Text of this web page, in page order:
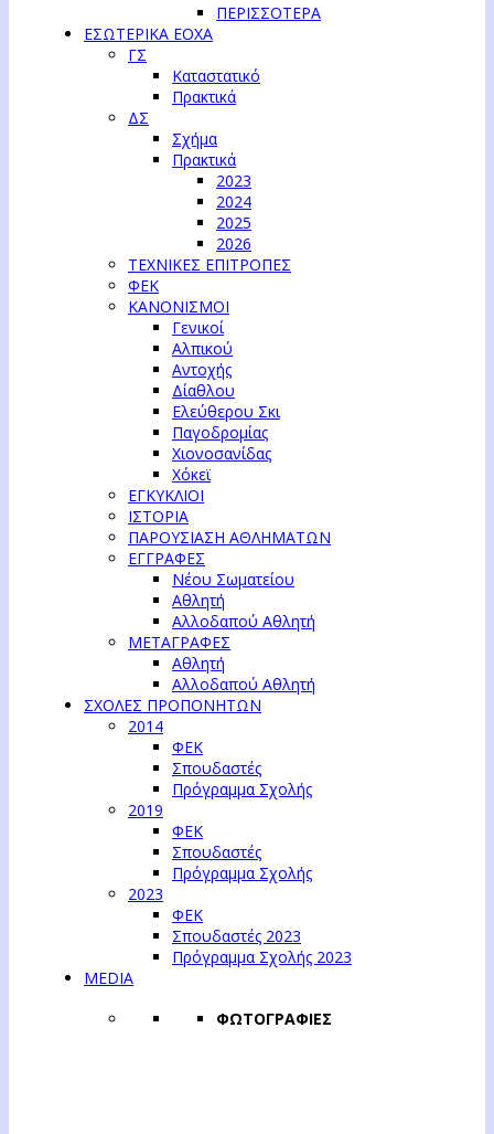
ΠΕΡΙΣΣΟΤΕΡΑ
ΕΣΩΤΕΡΙΚΑ ΕΟΧΑ
ΓΣ
Καταστατικό
Πρακτικά
ΔΣ
Σχήμα
Πρακτικά
2023
2024
2025
2026
ΤΕΧΝΙΚΕΣ ΕΠΙΤΡΟΠΕΣ
ΦΕΚ
ΚΑΝΟΝΙΣΜΟΙ
Γενικοί
Αλπικού
Αντοχής
Δίαθλου
Ελεύθερου Σκι
Παγοδρομίας
Χιονοσανίδας
Χόκεϊ
ΕΓΚΥΚΛΙΟΙ
ΙΣΤΟΡΙΑ
ΠΑΡΟΥΣΙΑΣΗ ΑΘΛΗΜΑΤΩΝ
ΕΓΓΡΑΦΕΣ
Νέου Σωματείου
Αθλητή
Αλλοδαπού Αθλητή
ΜΕΤΑΓΡΑΦΕΣ
Αθλητή
Αλλοδαπού Αθλητή
ΣΧΟΛΕΣ ΠΡΟΠΟΝΗΤΩΝ
2014
ΦΕΚ
Σπουδαστές
Πρόγραμμα Σχολής
2019
ΦΕΚ
Σπουδαστές
Πρόγραμμα Σχολής
2023
ΦΕΚ
Σπουδαστές 2023
Πρόγραμμα Σχολής 2023
MEDIA
ΦΩΤΟΓΡΑΦΙΕΣ